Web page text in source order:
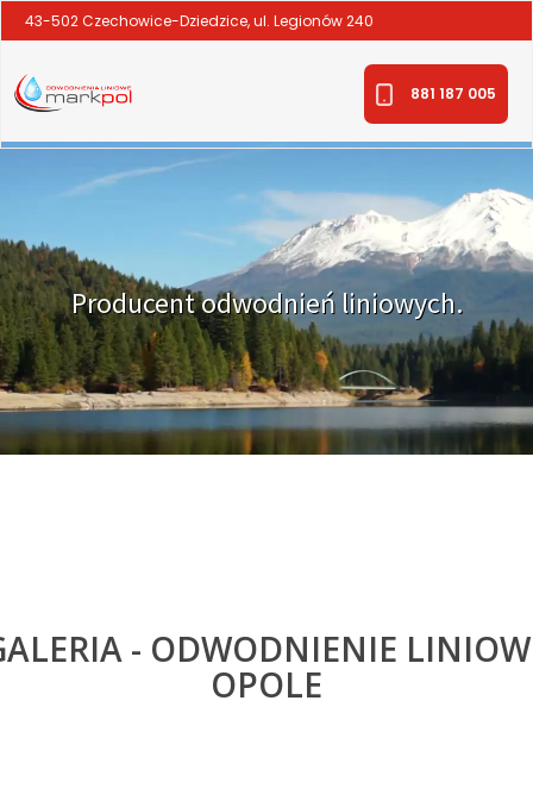
43-502 Czechowice-Dziedzice, ul. Legionów 240
881 187 005
Producent odwodnień liniowych.
- ODWODNIENIE
OPOLE